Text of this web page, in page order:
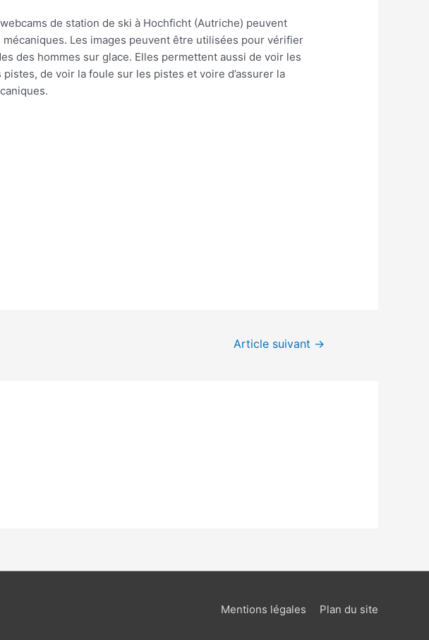
de station de ski à Hochficht (Autriche) peuvent
Les images peuvent être utilisées pour vérifier
des hommes sur glace. Elles permettent aussi de voir les
de voir la foule sur les pistes et voire d’assurer la
Article suivant →
Mentions légales Plan du site